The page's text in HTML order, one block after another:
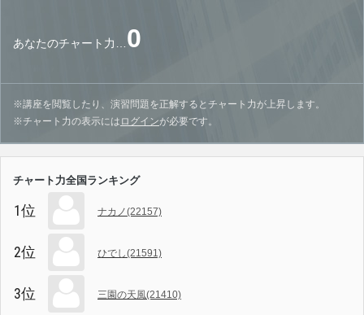
あなたのチャート力…0
※講座を閲覧したり、演習問題を正解するとチャート力が上昇します。
※チャート力の表示には ログインが必要です。
チャート力全国ランキング
1位 ナカノ(22157)
2位 ひでし(21591)
3位 三園の天風(21410)